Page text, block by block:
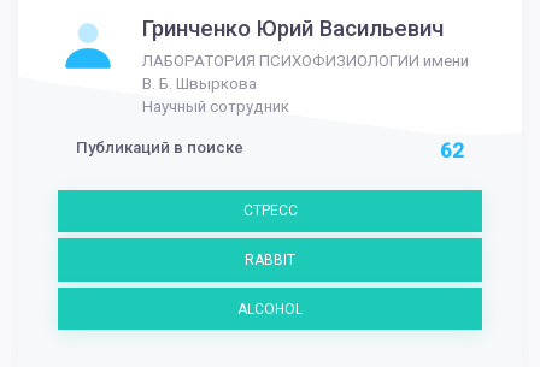
Гринченко Юрий Васильевич
ЛАБОРАТОРИЯ ПСИХОФИЗИОЛОГИИ имени
В. Б. Швыркова
Научный сотрудник
Публикаций в поиске 62
СТРЕСС
RABBIT
ALCOHOL